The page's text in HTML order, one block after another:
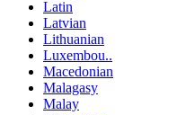
Latin
Latvian
Lithuanian
Luxembou..
Macedonian
Malagasy
Malay